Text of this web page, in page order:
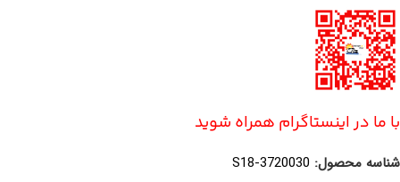
با ما در اینستاگرام همراه شوید
شناسه محصول: S18-3720030